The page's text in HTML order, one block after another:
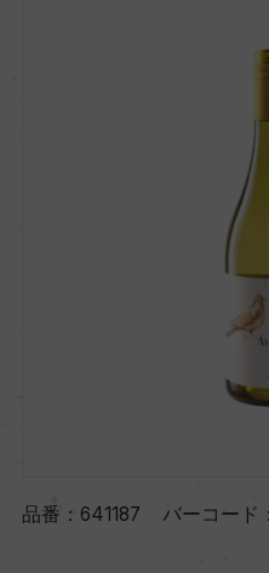
品番： 641187 バーコード：